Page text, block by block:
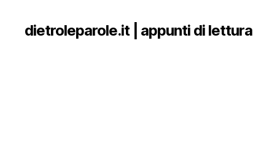
dietroleparole.it | appunti di lettura